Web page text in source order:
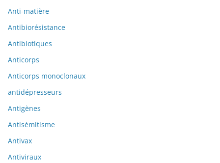
Anti-matière
Antibiorésistance
Antibiotiques
Anticorps
Anticorps monoclonaux
antidépresseurs
Antigènes
Antisémitisme
Antivax
Antiviraux